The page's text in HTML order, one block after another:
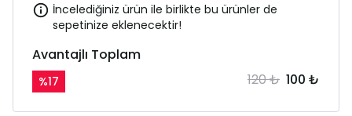
İncelediğiniz ürün ile birlikte bu ürünler de
sepetinize eklenecektir!
Avantajlı Toplam
%17 120 ₺ 100 ₺